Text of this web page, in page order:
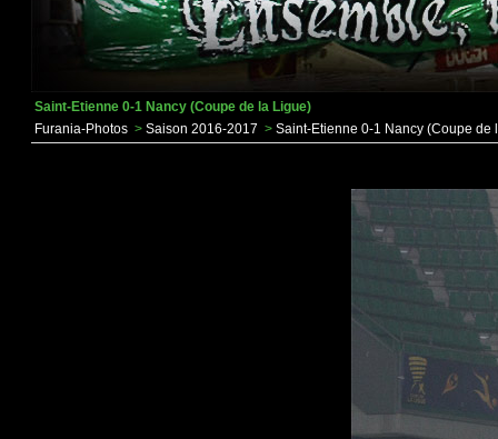
Saint-Etienne 0-1 Nancy (Coupe de la Ligue)
Furania-Photos > Saison 2016-2017 > Saint-Etienne 0-1 Nancy (Coupe de